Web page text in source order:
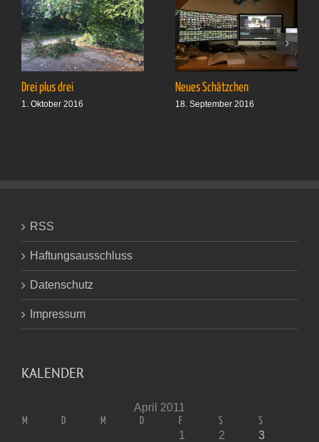
Drei plus drei
1. Oktober 2016
Neues Schätzchen
18. September 2016
RSS
Haftungsausschluss
Datenschutz
Impressum
KALENDER
April 2011
M D M D F S S
1 2
3